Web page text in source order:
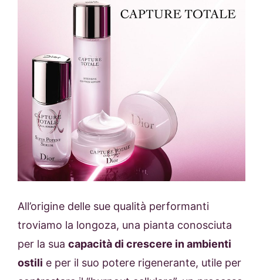
All’origine delle sue qualità performanti
troviamo la longoza, una pianta conosciuta
per la sua capacità di crescere in ambienti
ostili e per il suo potere rigenerante, utile per